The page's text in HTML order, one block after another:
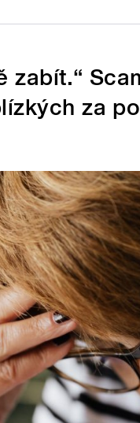
zabít.“
za